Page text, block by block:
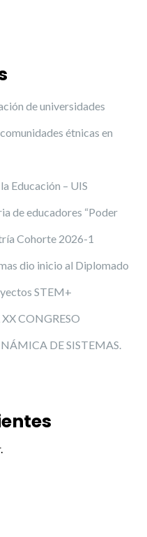
de universidades
étnicas en
Educación – UIS
de educadores “Poder
Cohorte 2026-1
dio inicio al Diplomado
STEM+
CONGRESO
DE SISTEMAS.